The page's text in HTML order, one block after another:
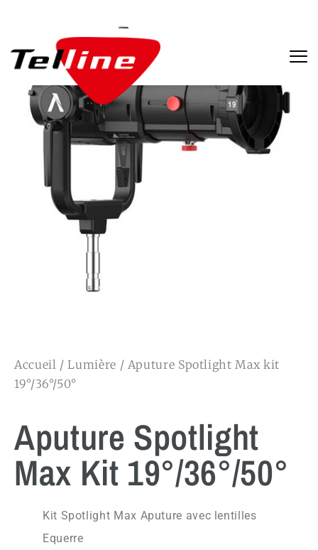
Accueil /Lumière / Aputure Spotlight Max kit
19°/36°/50°
Aputure Spotlight
Max Kit 19°/36°/50°
Kit Spotlight Max Aputure avec lentilles
Equerre